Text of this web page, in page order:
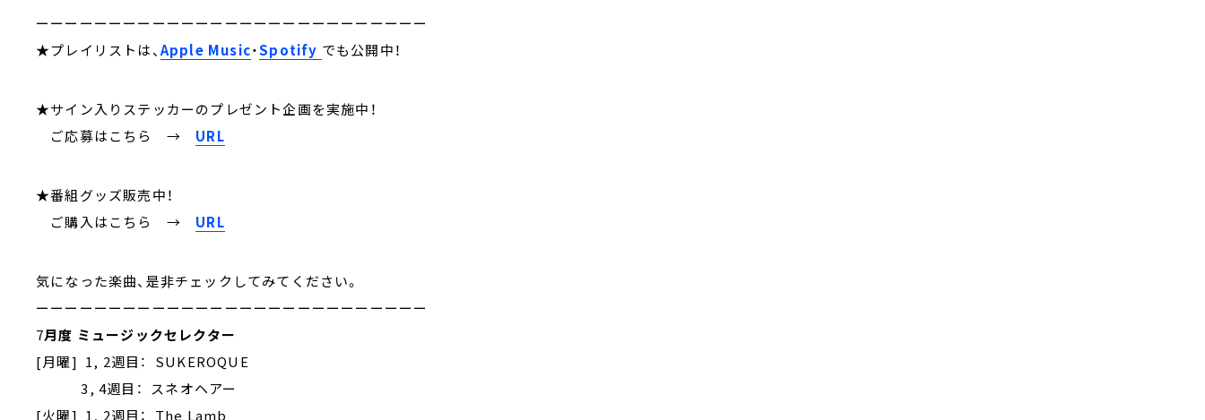
ーーーーーーーーーーーーーーーーーーーーーーーーーーー
★プレイリストは、 Apple Music・Spotify でも公開中！
★サイン入りステッカーのプレゼント企画を実施中！
ご応募はこちら → URL
★番組グッズ販売中！
ご購入はこちら → URL
気になった楽曲、是非チェックしてみてください。
ーーーーーーーーーーーーーーーーーーーーーーーーーーー
7月度 ミュージックセレクター
[月曜] 1, 2週目： SUKEROQUE
3, 4週目： スネオヘアー
[火曜] 1, 2週目： The Lamb